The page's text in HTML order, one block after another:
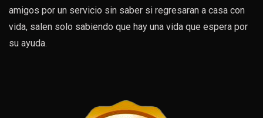
amigos por un servicio sin saber si regresaran a casa con
vida, salen solo sabiendo que hay una vida que espera por
su ayuda.